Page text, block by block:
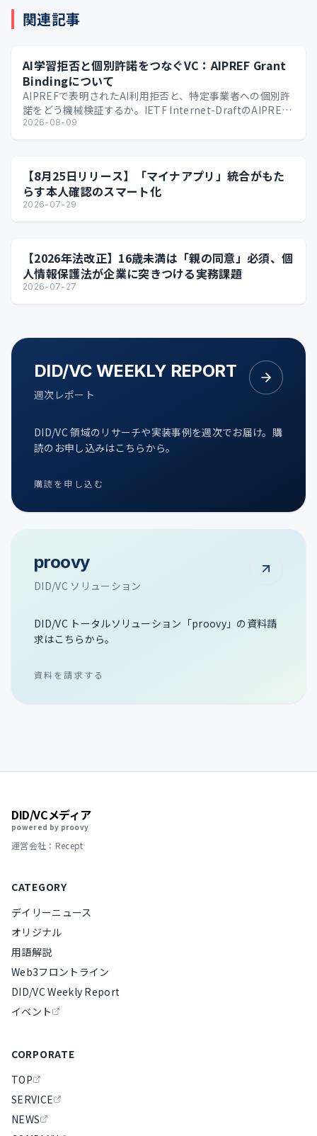
関連記事
AI学習拒否と個別許諾をつなぐVC：AIPREF Grant
Bindingについて
AIPREFで表明されたAI利用拒否と、特定事業者への個別許
諾をどう機械検証するか。IETF Internet-DraftのAIPREF
Grant Bindi…
2026-08-09
【8月25日リリース】「マイナアプリ」統合がもた
らす本人確認のスマート化
2026-07-29
【2026年法改正】16歳未満は「親の同意」必須、個
人情報保護法が企業に突きつける実務課題
2026-07-27
DID/VC WEEKLY REPORT
週次レポート
DID/VC 領域のリサーチや実装事例を週次でお届け。購
読のお申し込みはこちらから。
購読を申し込む
proovy
DID/VC ソリューション
DID/VC トータルソリューション「proovy」の資料請
求はこちらから。
資料を請求する
DID/VCメディア
powered by proovy
運営会社：Recept
CATEGORY
デイリーニュース
オリジナル
用語解説
Web3フロントライン
DID/VC Weekly Report
イベント
CORPORATE
TOP
SERVICE
NEWS